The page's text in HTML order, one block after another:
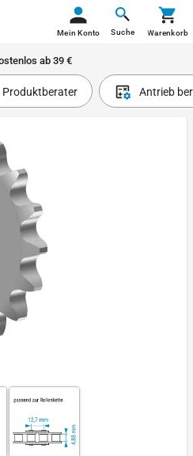
Suche
Mein Konto Warenkorb
ab 39 €
Produktberater Antrieb